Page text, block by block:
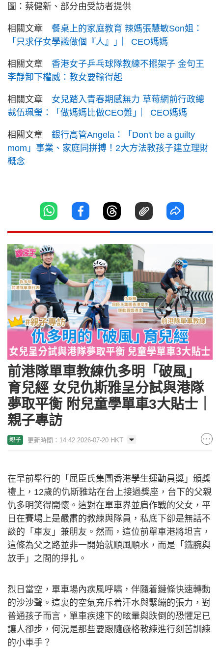
間，別因陪月、長輩們的「熱心」而吃得過量。「最
重要自己覺得吃得夠便好，別因『滋補』、『有益』
而吃過量，反而吃得簡單、少油少鹽更為理想。」
Slimfast奶昔代餐有朱古力及雲呢拿兩種口味，用脫
命和礦物質，既有十足飽腹感，也可保持腸道健康。
圖：蔡健新、部分由受訪者提供
相關文章︳
相關文章︳香港女子乒乓球隊教練不擺架子 金句王
李靜卸下權威：教女要輸得起
相關文章︳女兒踏入青春期感無力 草莓網前行政總
裁伍珮瑩：「做媽媽比做CEO難」︳CEO媽媽
相關文章︳銀行高管Angela：「Don't be a guilty
mom」事業、家庭同拼搏！2大方法教孩子建立理財
前港隊單車教練仇多明「破風」
育兒經 女兒仇斯雅呈分試與港隊
夢取平衡 附兒童學單車3大貼士｜
親子專訪
在早前舉行的「屈臣氏集團香港學生運動員獎」頒獎
禮上，12歲的仇斯雅站在台上接過獎座，台下的父親
仇多明笑得開懷。這對在單車界並肩作戰的父女，平